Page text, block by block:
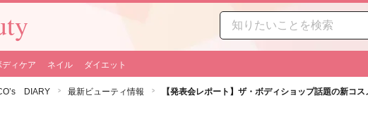
ディケア ネイル ダイエット
DIARY 最新ビューティ情報 【発表会レポート】ザ・ボディショップ話題の新コス